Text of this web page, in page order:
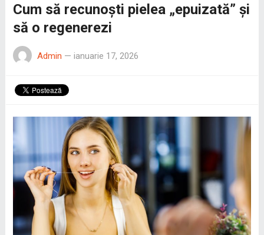
Cum să recunoști pielea „epuizată” și
să o regenerezi
Admin — ianuarie 17, 2026